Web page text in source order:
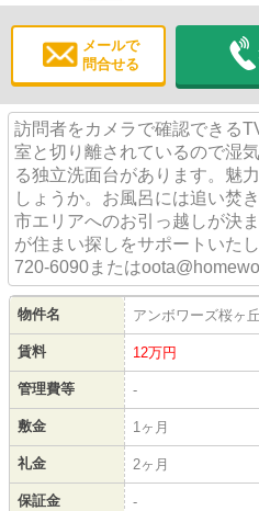
メールで
問合せる
訪問者をカメラで確認できる
室と切り離されているので湿
る独立洗面台があります。魅
しょうか。お風呂には追い焚
市エリアへのお引っ越しが決
が住まい探しをサポートいた
720-6090または
物件名 アンボワーズ桜ヶ丘
賃料 12万円
管理費等 -
敷金 1ヶ月
礼金 2ヶ月
保証金 -